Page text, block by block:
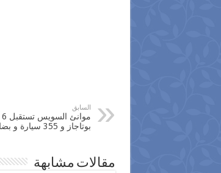
السابق
بوتاجاز و 355 سيارة و بضائع عامة
مقالات مشابهة